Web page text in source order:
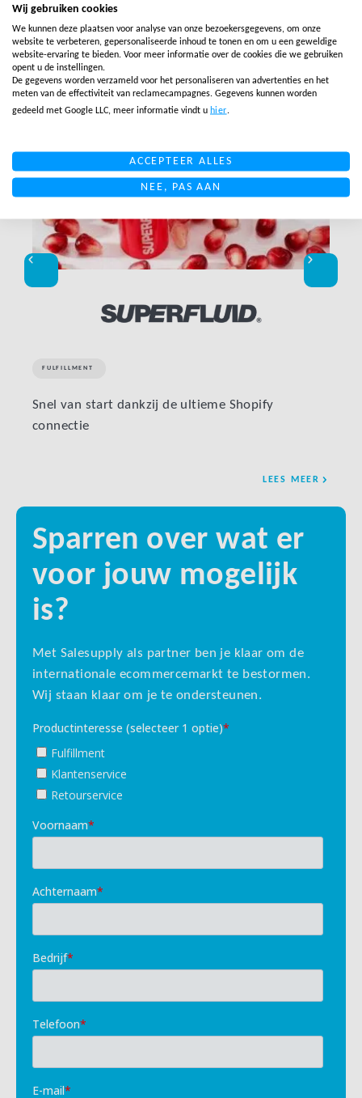
Gerelateerde berichten
FULFILLMENT
Snel van start dankzij de ultieme Shopify
connectie
LEES MEER
Sparren over wat er
voor jouw mogelijk
is?
Met Salesupply als partner ben je klaar om de
internationale ecommercemarkt te bestormen.
Wij staan klaar om je te ondersteunen.
Wij gebruiken cookies
We kunnen deze plaatsen voor analyse van onze bezoekersgegevens, om onze
website te verbeteren, gepersonaliseerde inhoud te tonen en om u een geweldige
website-ervaring te bieden. Voor meer informatie over de cookies die we gebruiken
opent u de instellingen.
De gegevens worden verzameld voor het personaliseren van advertenties en het
meten van de effectiviteit van reclamecampagnes. Gegevens kunnen worden
gedeeld met Google LLC, meer informatie vindt u hier.
ACCEPTEER ALLES
NEE, PAS AAN